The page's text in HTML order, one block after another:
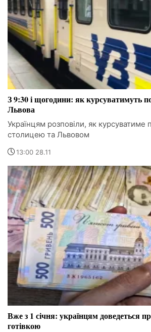
З 9:30 і щогодини: як курсуватимуть
Львова
Українцям розповіли, як курсуватиме
столицею та Львовом
13:00 28.11
Вже з 1 січня: українцям доведеться
готівкою